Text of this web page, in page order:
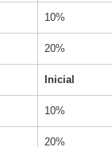
10%
20%
Inicial
10%
20%